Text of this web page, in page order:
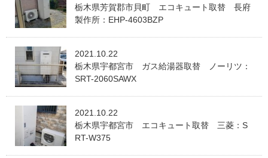
栃木県芳賀郡市貝町 エコキュート取替 長府
製作所：EHP-4603BZP
2021.10.22
栃木県宇都宮市 ガス給湯器取替 ノーリツ：
SRT-2060SAWX
2021.10.22
栃木県宇都宮市 エコキュート取替 三菱：S
RT-W375